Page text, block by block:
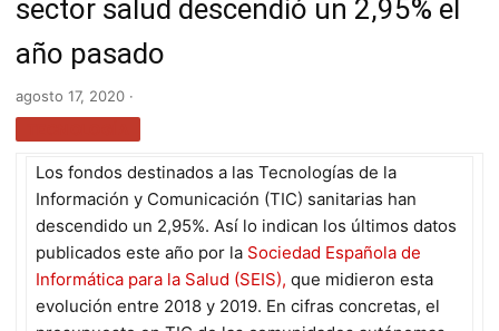
sector salud descendió un 2,95% el
año pasado
agosto 17, 2020 ·
Los fondos destinados a las Tecnologías de la
Información y Comunicación (TIC) sanitarias han
descendido un 2,95%. Así lo indican los últimos datos
publicados este año por la Sociedad Española de
Informática para la Salud (SEIS), que midieron esta
evolución entre 2018 y 2019. En cifras concretas, el